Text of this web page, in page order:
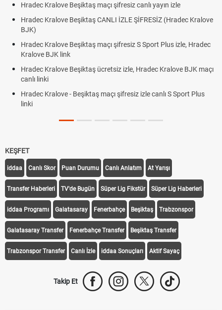
Hradec Kralove Beşiktaş maçı şifresiz canlı yayın izle
Hradec Kralove Beşiktaş CANLI İZLE ŞİFRESİZ (Hradec Kralove
BJK)
Hradec Kralove Beşiktaş maçı şifresiz S Sport Plus izle, Hradec
Kralove BJK link
Hradec Kralove Beşiktaş ücretsiz izle, Hradec Kralove BJK maçı
canlı linki
Hradec Kralove - Beşiktaş maçı şifresiz izle canlı S Sport Plus
linki
KEŞFET
iddaa Canlı Skor Puan Durumu Canlı Anlatım At Yarışı
Transfer Haberleri TV'de Bugün Süper Lig Fikstür Süper Lig Haberleri
iddaa Programı Galatasaray Fenerbahçe Beşiktaş Trabzonspor
Galatasaray Transfer Fenerbahçe Transfer Beşiktaş Transfer
Trabzonspor Transfer Canlı İzle iddaa Sonuçları Aktif Sayaç
Takip Et